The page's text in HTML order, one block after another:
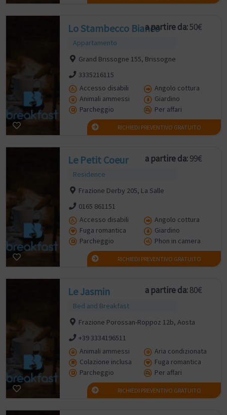
Lo Stambecco Bianco
Appartamento
a partire da:50€
Grand Brissogne 155, Brissogne
3335216115
Accesso disabili
Angolo cottura
Animali ammessi
Giardino
Parcheggio
Per affari
RICHIEDI PREVENTIVO GRATUITO
Le Petit Coeur
Residence
a partire da:99€
Frazione Derby 205, La Salle
0165 861151
Accesso disabili
Angolo cottura
Fuga romantica
Giardino
Parcheggio
Phon in camera
RICHIEDI PREVENTIVO GRATUITO
Le Jasmin
Bed and Breakfast
a partire da:80€
Frazione Porossan-Roppoz 12b, Aosta
+39 3334196511
Animali ammessi
Aria condizionata
Colazione inclusa
Fuga romantica
Parcheggio
Per affari
RICHIEDI PREVENTIVO GRATUITO